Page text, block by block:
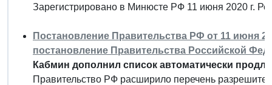
Зарегистрировано в Минюсте РФ 11 июня 2020 г.
Постановление Правительства РФ от 11 июня
постановление Правительства Российской
Кабмин дополнил список автоматически
Правительство РФ расширило перечень